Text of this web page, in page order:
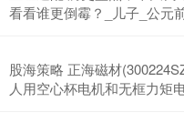
看看谁更倒霉？_儿子_公元
股海策略 正海磁材
人用空心杯电机和无框力矩